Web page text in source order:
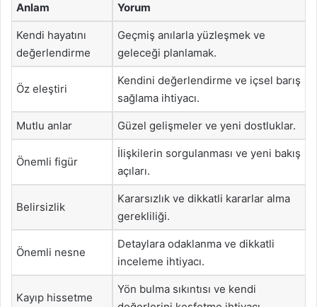
Anlam Yorum
Kendi hayatını
değerlendirme
Geçmiş anılarla yüzleşmek ve
geleceği planlamak.
Öz eleştiri
Kendini değerlendirme ve içsel barış
sağlama ihtiyacı.
Mutlu anlar Güzel gelişmeler ve yeni dostluklar.
Önemli figür
İlişkilerin sorgulanması ve yeni bakış
açıları.
Belirsizlik
Kararsızlık ve dikkatli kararlar alma
gerekliliği.
Önemli nesne
Detaylara odaklanma ve dikkatli
inceleme ihtiyacı.
Kayıp hissetme
Yön bulma sıkıntısı ve kendi